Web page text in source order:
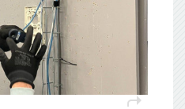
shortcut